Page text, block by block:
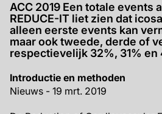
ACC 2019 Een totale events
REDUCE-IT liet zien dat
alleen eerste events kan
maar ook tweede, derde of
respectievelijk 32%, 31% en
Introductie en methoden
Nieuws - 19 mrt. 2019